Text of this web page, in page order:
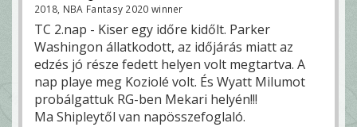
2018, NBA Fantasy 2020 winner
TC 2.nap - Kiser egy időre kidőlt. Parker
Washingon állatkodott, az időjárás miatt az
edzés jó része fedett helyen volt megtartva. A
nap playe meg Koziolé volt. És Wyatt Milumot
probálgattuk RG-ben Mekari helyén!!!
Ma Shipleytől van napösszefoglaló.